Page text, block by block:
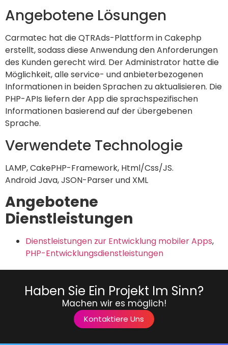
Angebotene Lösungen
Carmatec hat die QTRAds-Plattform in Cakephp
erstellt, sodass diese Anwendung den Anforderungen
des Kunden gerecht wird. Der Administrator hatte die
Möglichkeit, alle service- und anbieterbezogenen
Informationen in beiden Sprachen zu aktualisieren. Die
PHP-APIs liefern der App die sprachspezifischen
Informationen basierend auf der übergebenen
Sprache.
Verwendete Technologie
LAMP, CakePHP-Framework, Html/Css/JS.
Android Java, JSON-Parser und XML
Angebotene
Dienstleistungen
Dienstleistungen zur Entwicklung mobiler Apps,
PHP-Entwicklungsdienstleistungen
Haben Sie Ein Projekt Im Sinn?
Machen wir es möglich!
Kontaktiere Uns